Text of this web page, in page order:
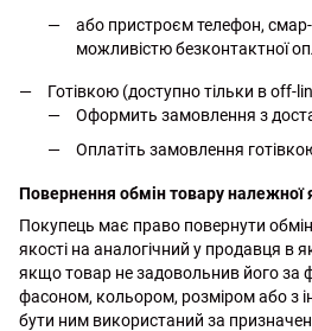
або пристроєм телефон,
можливістю безконтактної
Готівкою (доступно тільки в off-
Оформить замовлення з
Оплатіть замовлення
Повернення обмін товару належної
Покупець має право повернути
якості на аналогічний у продавця в
якщо товар не задовольнив його за
фасоном, кольором, розміром або з
бути ним використаний за